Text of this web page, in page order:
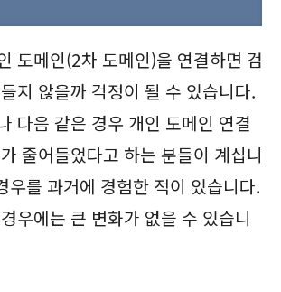
도메인(2차 도메인)을 연결하면 검
지 않을까 걱정이 될 수 있습니다.
다음 같은 경우 개인 도메인 연결
줄어들었다고 하는 분들이 계십니
우를 과거에 경험한 적이 있습니다.
우에는 큰 변화가 없을 수 있습니